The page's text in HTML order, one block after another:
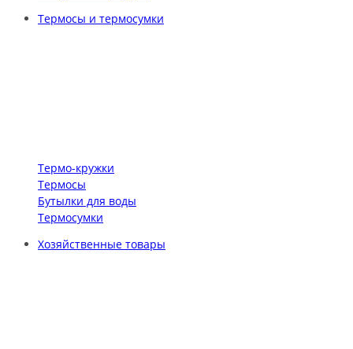
Термосы и термосумки
Термо-кружки
Термосы
Бутылки для воды
Термосумки
Хозяйственные товары